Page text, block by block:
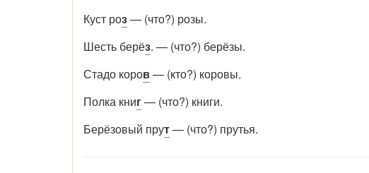
Куст роз— (что?) розы.
Шесть берёз. — (что?) берёзы.
Стадо коров— (кто?) коровы.
Полка книг— (что?) книги.
Берёзовый прут— (что?) прутья.